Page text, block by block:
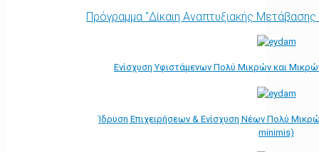
Πρόγραμμα "Δίκαιη Αναπτυξιακής
Ενίσχυση Υφιστάμενων Πολύ Μικρών και
Ίδρυση Επιχειρήσεων & Ενίσχυση Νέων Πολύ
minimis)